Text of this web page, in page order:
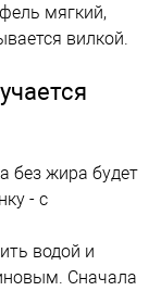
мягкий,
вилкой.
без жира будет
- с
водой и
Сначала